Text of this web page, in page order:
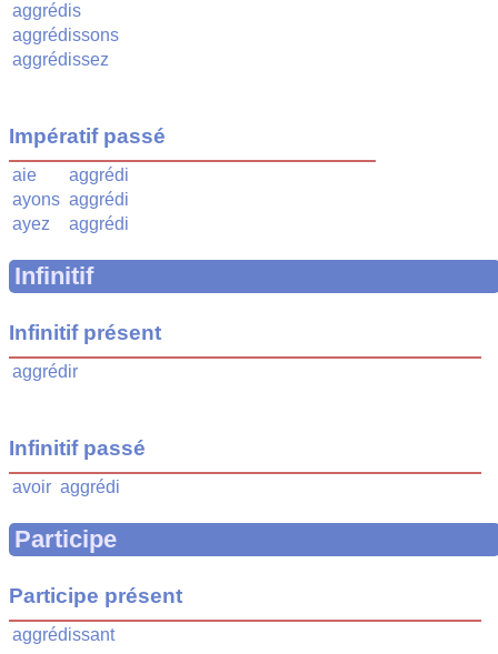
aggrédis
aggrédissons
aggrédissez
Impératif passé
aie
aggrédi
ayons aggrédi
ayez
aggrédi
Infinitif
Infinitif présent
aggrédir
Infinitif passé
avoir aggrédi
Participe
Participe présent
aggrédissant